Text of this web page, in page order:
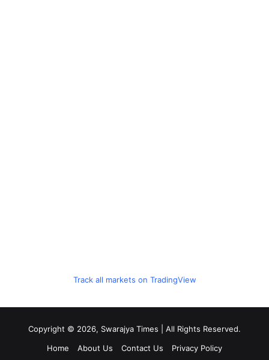
Track all markets on TradingView
Copyright © 2026, Swarajya Times | All Rights Reserved.
Home
About Us Contact Us Privacy Policy